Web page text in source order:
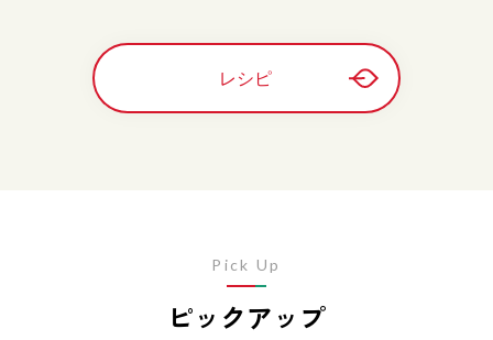
レシピ
ピックアップ
Pick Up